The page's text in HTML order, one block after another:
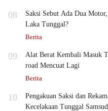
08
Saksi Sebut Ada Dua
Laka Tunggal?
Berita
09
Alat Berat Kembali Masuk
road Mencuat Lagi
Berita
10
Pengakuan Saksi dan
Kecelakaan Tunggal